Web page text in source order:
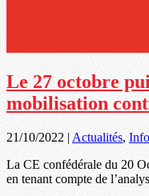
Le 27 octobre
mobilisation
21/10/2022 | Actualités,
La CE confédérale du 20
en tenant compte de